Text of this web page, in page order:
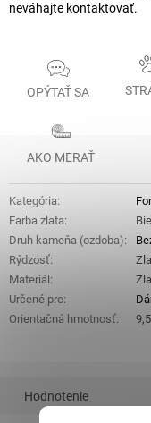
neváhajte kontaktovať.
OPÝTAŤ SA
AKO MERAŤ
Kategória:
Farba zlata:
Druh kameňa (ozdoba):
Rýdzosť:
Materiál :
Určené pre:
Orientačná hmotnosť:
Hodnotenie